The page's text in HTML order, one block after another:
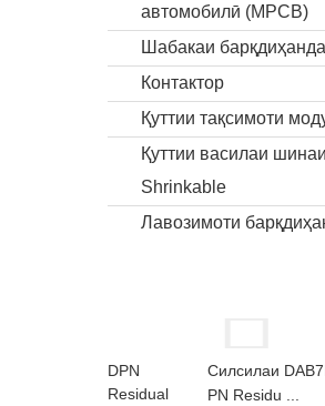
автомобилӣ (MPCB)
Шабакаи барқдиҳанда
Контактор
Қуттии тақсимоти
Қуттии василаи
Shrinkable
Лавозимоти
Силсилаи
PN Residu ...